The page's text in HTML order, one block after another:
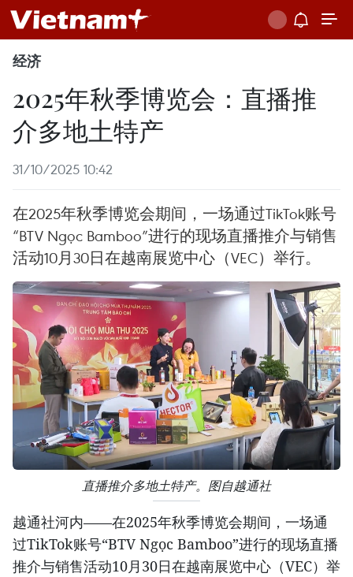
经济
2025年秋季博览会：直播推
介多地土特产
31/10/2025 10:42
在2025年秋季博览会期间，一场通过TikTok账号
“BTV Ngọc Bamboo”进行的现场直播推介与销售
活动10月30日在越南展览中心（VEC）举行。
直播推介多地土特产。图自越通社
越通社河内——在2025年秋季博览会期间，一场通
过TikTok账号“BTV Ngọc Bamboo”进行的现场直播
推介与销售活动10月30日在越南展览中心（VEC）举